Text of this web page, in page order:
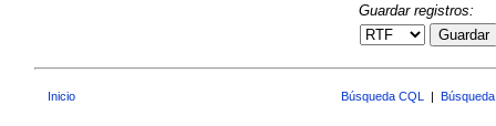
Guardar registros:
Guardar
Inicio Búsqueda CQL